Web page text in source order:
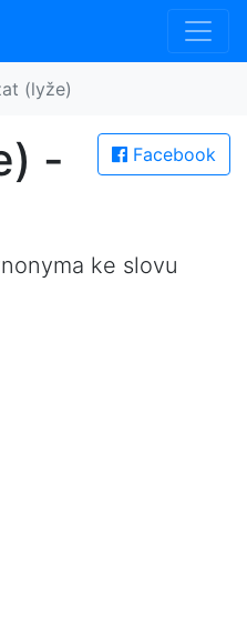
(lyže)
Facebook
-
ke slovu